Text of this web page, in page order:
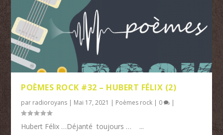
POÈMES ROCK #32 – HUBERT FÉLIX (2)
par radioroyans | Mai 17, 2021 | Poèmes rock | 0 |
Hubert Félix …Déjanté toujours … ...